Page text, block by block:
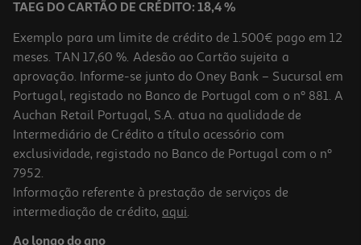
Sandes De Presunto E Queijo Brie Sabores Auchan Un
TAEG DO CARTÃO DE CRÉDITO: 18,4 %
Exemplo para um limite de crédito de 1.500€ pago em 12
meses. TAN 17,60 %. Adesão ao Cartão sujeita a
aprovação. Informe-se junto do Oney Bank – Sucursal em
Portugal, registado no Banco de Portugal com o nº 881. A
Auchan Retail Portugal, S.A. atua na qualidade de
Intermediário de Crédito a título acessório com
exclusividade, registado no Banco de Portugal com o nº
7952.
Informação referente à prestação de serviços de
intermediação de crédito, aqui.
Ao longo do ano